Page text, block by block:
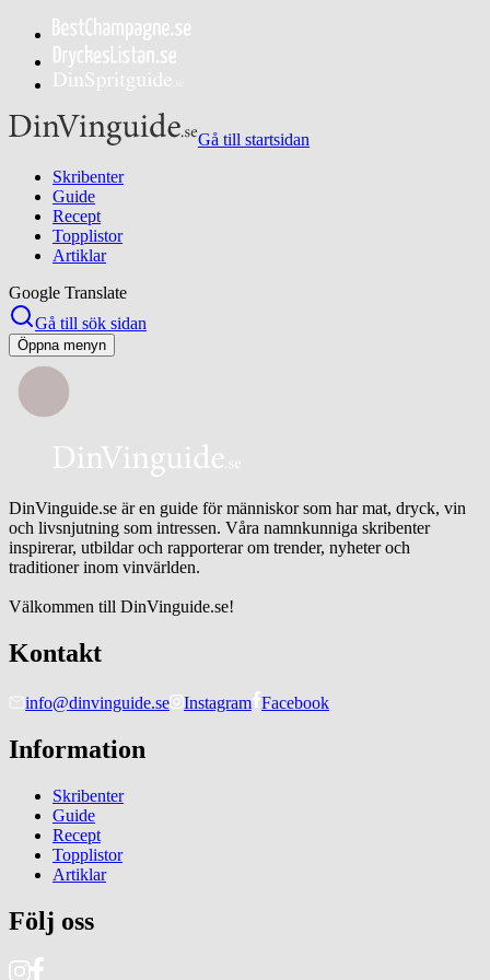
Gå till startsidan
Skribenter
Guide
Recept
Topplistor
Artiklar
Google Translate
Gå till sök sidan
Öppna menyn
DinVinguide.se är en guide för människor som har mat, dryck, vin
och livsnjutning som intressen. Våra namnkunniga skribenter
inspirerar, utbildar och rapporterar om trender, nyheter och
traditioner inom vinvärlden.
Välkommen till DinVinguide.se!
Kontakt
info@dinvinguide.se Instagram Facebook
Information
Skribenter
Guide
Recept
Topplistor
Artiklar
Följ oss